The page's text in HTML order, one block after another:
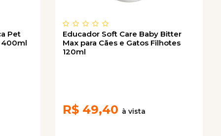
Pet
400ml
Educador Soft Care Baby Bitter
Max para Cães e Gatos Filhotes
120ml
R$ 49,40